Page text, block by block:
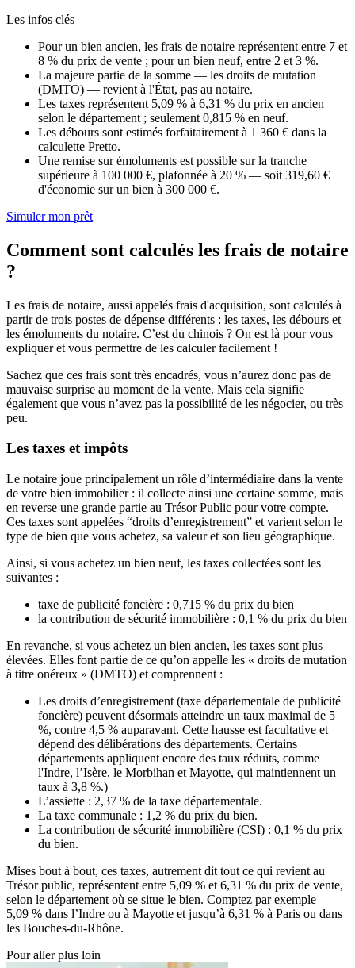
Les infos clés
Pour un bien ancien, les frais de notaire représentent entre 7 et
8 % du prix de vente ; pour un bien neuf, entre 2 et 3 %.
La majeure partie de la somme — les droits de mutation
(DMTO) — revient à l'État, pas au notaire.
Les taxes représentent 5,09 % à 6,31 % du prix en ancien
selon le département ; seulement 0,815 % en neuf.
Les débours sont estimés forfaitairement à 1 360 € dans la
calculette Pretto.
Une remise sur émoluments est possible sur la tranche
supérieure à 100 000 €, plafonnée à 20 % — soit 319,60 €
d'économie sur un bien à 300 000 €.
Simuler mon prêt
Comment sont calculés les frais de notaire
?
Les frais de notaire, aussi appelés frais d'acquisition, sont calculés à
partir de trois postes de dépense différents : les taxes, les débours et
les émoluments du notaire. C’est du chinois ? On est là pour vous
expliquer et vous permettre de les calculer facilement !
Sachez que ces frais sont très encadrés, vous n’aurez donc pas de
mauvaise surprise au moment de la vente. Mais cela signifie
également que vous n’avez pas la possibilité de les négocier, ou très
peu.
Les taxes et impôts
Le notaire joue principalement un rôle d’intermédiaire dans la vente
de votre bien immobilier : il collecte ainsi une certaine somme, mais
en reverse une grande partie au Trésor Public pour votre compte.
Ces taxes sont appelées “droits d’enregistrement” et varient selon le
type de bien que vous achetez, sa valeur et son lieu géographique.
Ainsi, si vous achetez un bien neuf, les taxes collectées sont les
suivantes :
taxe de publicité foncière : 0,715 % du prix du bien
la contribution de sécurité immobilière : 0,1 % du prix du bien
En revanche, si vous achetez un bien ancien, les taxes sont plus
élevées. Elles font partie de ce qu’on appelle les « droits de mutation
à titre onéreux » (DMTO) et comprennent :
Les droits d’enregistrement (taxe départementale de publicité
foncière) peuvent désormais atteindre un taux maximal de 5
%, contre 4,5 % auparavant. Cette hausse est facultative et
dépend des délibérations des départements. Certains
départements appliquent encore des taux réduits, comme
l'Indre, l’Isère, le Morbihan et Mayotte, qui maintiennent un
taux à 3,8 %.)
L’assiette : 2,37 % de la taxe départementale.
La taxe communale : 1,2 % du prix du bien.
La contribution de sécurité immobilière (CSI) : 0,1 % du prix
du bien.
Mises bout à bout, ces taxes, autrement dit tout ce qui revient au
Trésor public, représentent entre 5,09 % et 6,31 % du prix de vente,
selon le département où se situe le bien. Comptez par exemple
5,09 % dans l’Indre ou à Mayotte et jusqu’à 6,31 % à Paris ou dans
les Bouches-du-Rhône.
Pour aller plus loin